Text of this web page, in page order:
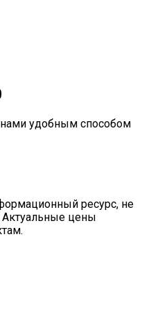
удобным способом
ресурс, не
Актуальные цены